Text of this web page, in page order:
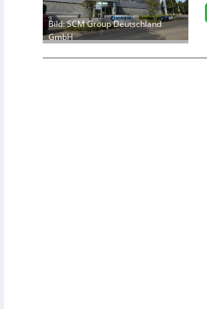
Bild: SCM Group Deutschland
GmbH